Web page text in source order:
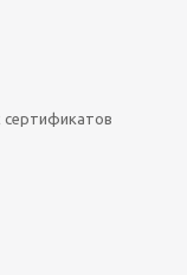
сертификатов